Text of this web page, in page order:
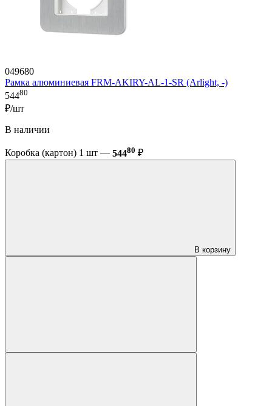
049680
Рамка алюминиевая FRM-AKIRY-AL-1-SR (Arlight, -)
54480
₽/шт
В наличии
Коробка (картон) 1 шт — 54480 ₽
В корзину